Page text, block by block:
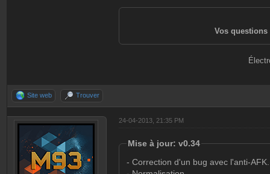
Vos questions
Site web Trouver
24-04-2013, 21:35 PM
Mise à jour: v0.34
- Correction d'un bug avec l'anti-AFK.